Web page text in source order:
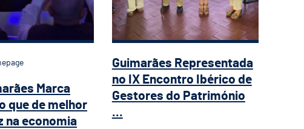
Marca
que de melhor
na economia
Guimarães Representada
no IX Encontro Ibérico de
Gestores do Património
...